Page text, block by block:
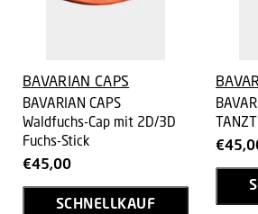
BAVARIAN CAPS
BAVARIAN CAPS
Waldfuchs-Cap mit 2D/3D
Fuchs-Stick
€45,00
SCHNELLKAUF